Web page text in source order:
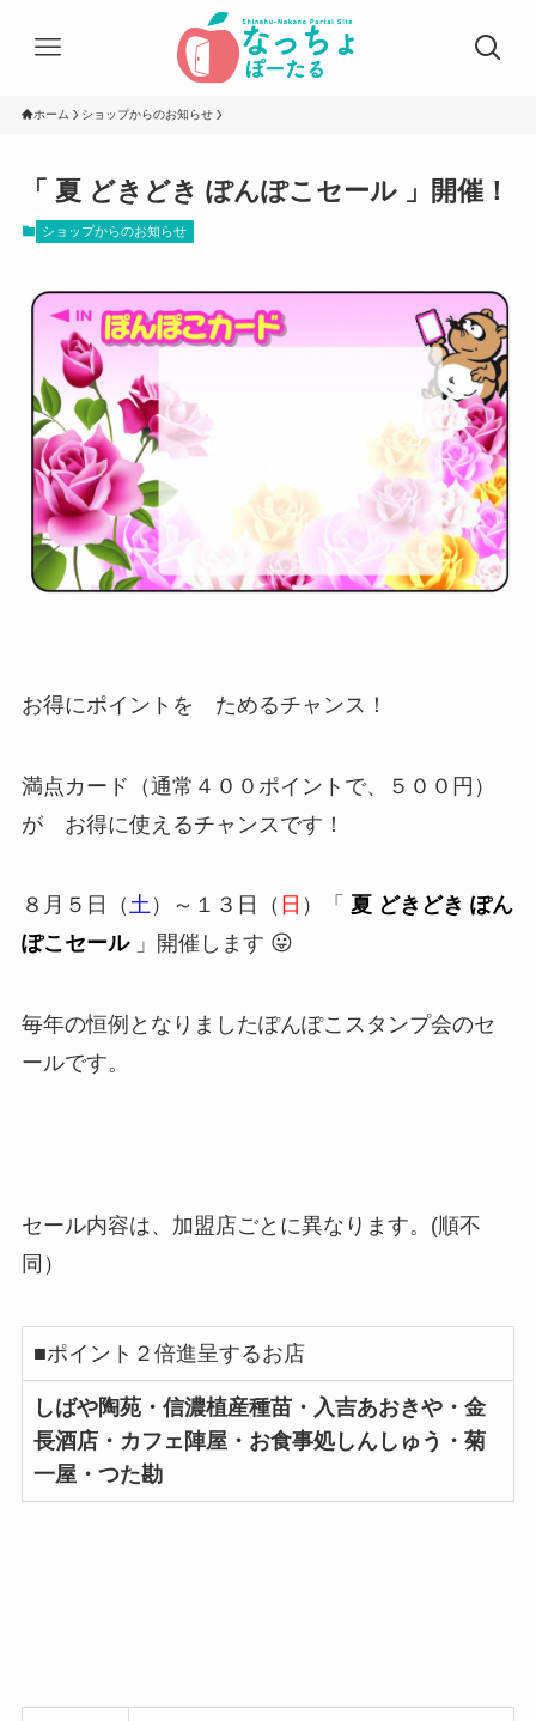
ホーム ショップからのお知らせ
「 夏 どきどき ぽんぽこセール 」開催！
ショップからのお知らせ
お得にポイントを ためるチャンス！
満点カード（通常４００ポイントで、５００円）
が お得に使えるチャンスです！
８月５日（土）～１３日（ 日 ）「 夏 どきどき ぽん
ぽこセール 」開催します 😛
毎年の恒例となりましたぽんぽこスタンプ会のセ
ールです。
セール内容は、加盟店ごとに異なります。(順不
同）
■ポイント２倍進呈するお店
しばや陶苑・信濃植産種苗・入吉あおきや・金
長酒店・カフェ陣屋・お食事処しんしゅう・菊
一屋・つた勘